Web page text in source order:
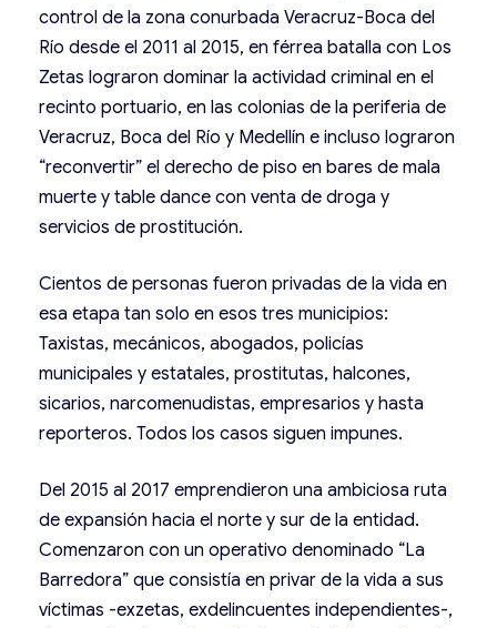
control de la zona conurbada Veracruz-Boca del
Río desde el 2011 al 2015, en férrea batalla con Los
Zetas lograron dominar la actividad criminal en el
recinto portuario, en las colonias de la periferia de
Veracruz, Boca del Río y Medellín e incluso lograron
“reconvertir” el derecho de piso en bares de mala
muerte y table dance con venta de droga y
servicios de prostitución.
Cientos de personas fueron privadas de la vida en
esa etapa tan solo en esos tres municipios:
Taxistas, mecánicos, abogados, policías
municipales y estatales, prostitutas, halcones,
sicarios, narcomenudistas, empresarios y hasta
reporteros. Todos los casos siguen impunes.
Del 2015 al 2017 emprendieron una ambiciosa ruta
de expansión hacia el norte y sur de la entidad.
Comenzaron con un operativo denominado “La
Barredora” que consistía en privar de la vida a sus
víctimas -exzetas, exdelincuentes independientes-,